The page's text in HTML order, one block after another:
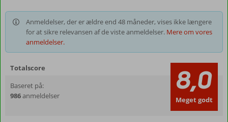
Anmeldelser, der er ældre end 48 måneder, vises ikke længere
for at sikre relevansen af de viste anmeldelser. Mere om vores
anmeldelser.
Totalscore
Baseret på:
986anmeldelser 8,0
Meget godt